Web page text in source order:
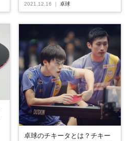
2021.12.16 卓球
卓球のチキータとは？チキー